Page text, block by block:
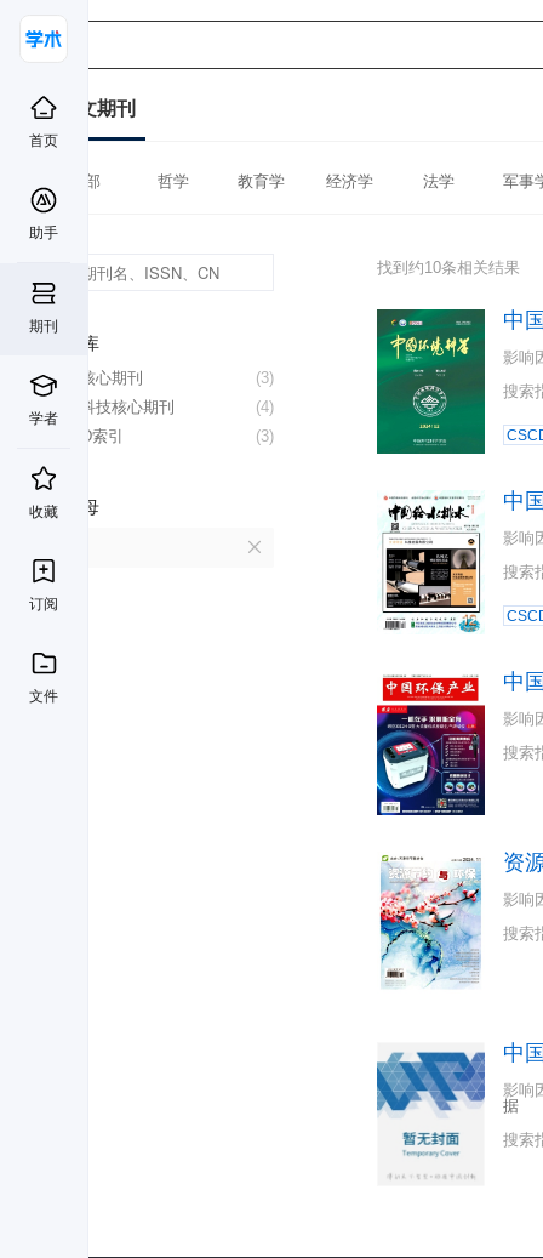
首页
助手
期刊
学者
收藏
订阅
文件
中文期刊
全部 哲学 教育学 经济学 法学 军事
数据库
(3)
北大核心期刊
(4)
中国科技核心期刊
(3)
CSCD索引
首字母
找到约10条相关结果
中
影响
搜索
中
影响
搜索
中
影响
搜索
资
影响
搜索
中
影响
据
搜索